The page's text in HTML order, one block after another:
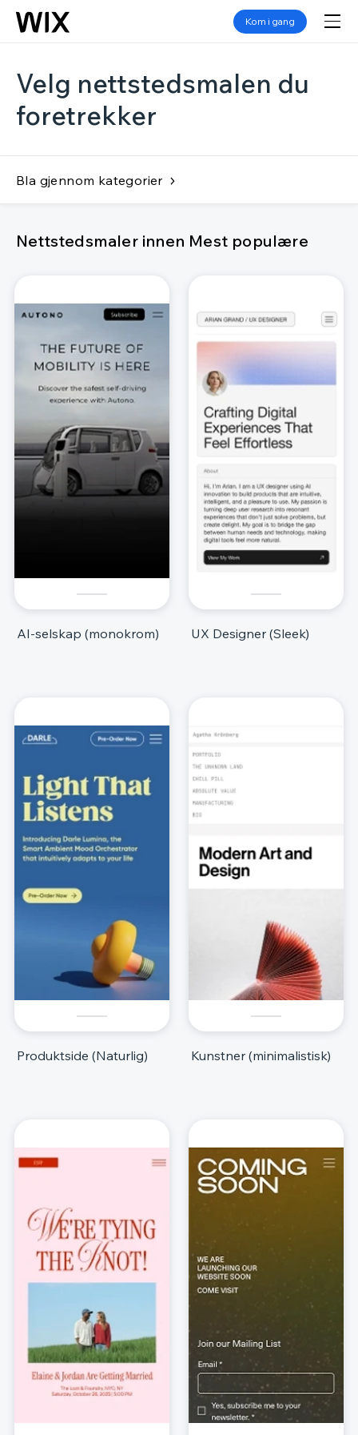
Kom i gang
Velg nettstedsmalen du
foretrekker
Bla gjennom kategorier
Nettstedsmaler innen Mest populære
AI-selskap (monokrom) UX Designer (Sleek)
Produktside (Naturlig) Kunstner (minimalistisk)